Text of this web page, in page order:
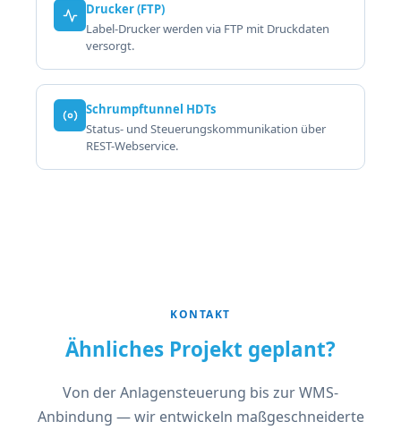
Drucker (FTP)
Label-Drucker werden via FTP mit Druckdaten
versorgt.
Schrumpftunnel HDTs
Status- und Steuerungskommunikation über
REST-Webservice.
KONTAKT
Ähnliches Projekt geplant?
Von der Anlagensteuerung bis zur WMS-
Anbindung — wir entwickeln maßgeschneiderte